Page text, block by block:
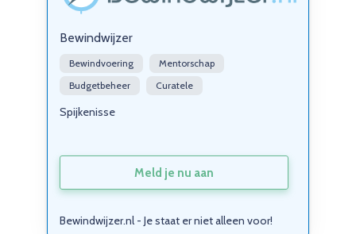
Bewindwijzer
Bewindvoering
Mentorschap
Budgetbeheer
Curatele
Spijkenisse
Meld je nu aan
Bewindwijzer.nl - Je staat er niet alleen voor!